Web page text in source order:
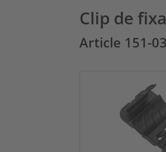
Clip de
Article 151-